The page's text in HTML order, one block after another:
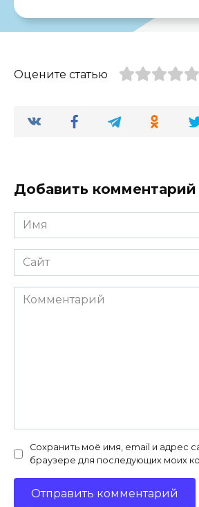
Оцените статью
Добавить комментарий
Имя
*
Сайт
Комментарий
Сохранить моё имя, email и адрес
браузере для последующих моих